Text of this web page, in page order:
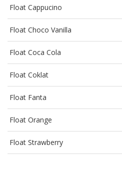
Float Cappucino
Float Choco Vanilla
Float Coca Cola
Float Coklat
Float Fanta
Float Orange
Float Strawberry